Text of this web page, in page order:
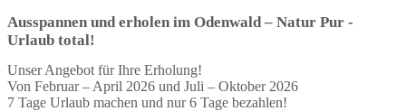
Ausspannen und erholen im Odenwald – Natur Pur -
Urlaub total!
Unser Angebot für Ihre Erholung!
Von Februar – April 2026 und Juli – Oktober 2026
7 Tage Urlaub machen und nur 6 Tage bezahlen!